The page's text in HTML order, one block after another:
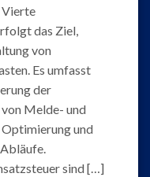
Vierte
das Ziel,
von
Es umfasst
der
Melde- und
und
sind […]